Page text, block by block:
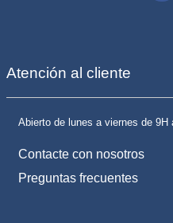
Atención al cliente
Abierto de lunes a viernes de 9H
Contacte con nosotros
Preguntas frecuentes